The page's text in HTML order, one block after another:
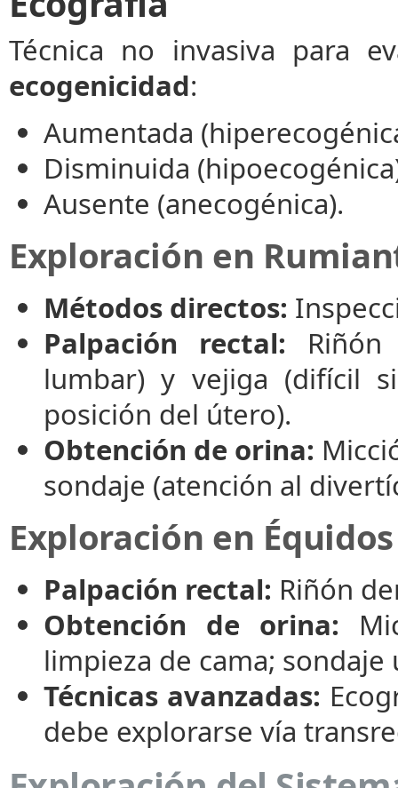
Técnica no invasiva para
ecogenicidad:
Aumentada
Disminuida
Ausente (anecogénica).
Exploración en
Métodos directos:
Palpación rectal: Riñón
lumbar) y vejiga (difícil
posición del útero).
Obtención de orina:
sondaje (atención al
Exploración en Équidos
Palpación rectal: Riñón
Obtención de orina:
limpieza de cama; sondaje
Técnicas avanzadas:
debe explorarse vía